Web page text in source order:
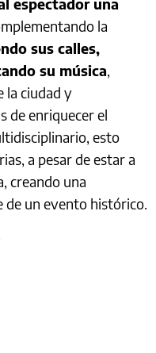
la
sus calles,
su música,
la ciudad y
de enriquecer el
esto
a pesar de estar a
creando una
de un evento histórico.